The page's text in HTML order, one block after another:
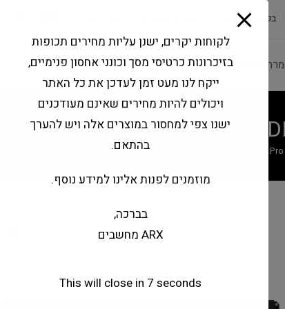
בקשה להצעה
ותוכנה ציוד היקפי מחשבים וטאבלטים
Pro Overclocking 16GB
Crucial
לקוחות יקרים, ישנן עליות מחירים תכופות
בזיכרונות כרטיסי מסך וכונני אחסון פנימיים,
ייקח לנו מעט זמן לעדכן את כל האתר
ויכולים להיות מחירים שאינם מעודכנים
ישנו צפי למחסור במוצרים אלה ויש להערך
בהתאם.
מוזמנים לפנות אלינו למידע נוסף.
בברכה,
ARX מחשבים
This will close in 6 seconds